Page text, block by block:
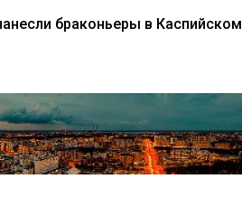
браконьеры в Каспийском